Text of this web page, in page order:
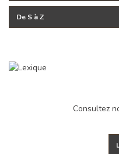
De S à Z
Consultez